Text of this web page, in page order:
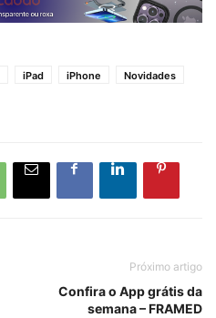
iPad iPhone
Novidades
Próximo artigo
Confira o App grátis da
semana – FRAMED